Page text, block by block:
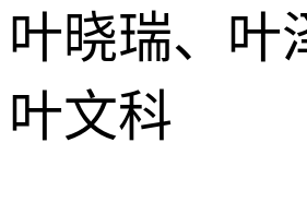
叶晓瑞、叶
叶文科